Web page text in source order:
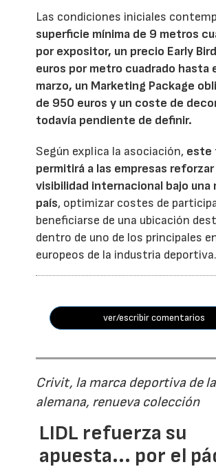
Las condiciones iniciales
superficie mínima de 9 metros
por expositor, un precio Early
euros por metro cuadrado hasta
marzo, un Marketing Package
de 950 euros y un coste de
todavía pendiente de definir.
Según explica la asociación, este
permitirá a las empresas reforzar
visibilidad internacional bajo una
país, optimizar costes de
beneficiarse de una ubicación
dentro de uno de los principales
europeos de la industria deportiva.
ver/escribir comentarios
Crivit, la marca deportiva de
alemana, renueva colección
LIDL refuerza su
apuesta... por el